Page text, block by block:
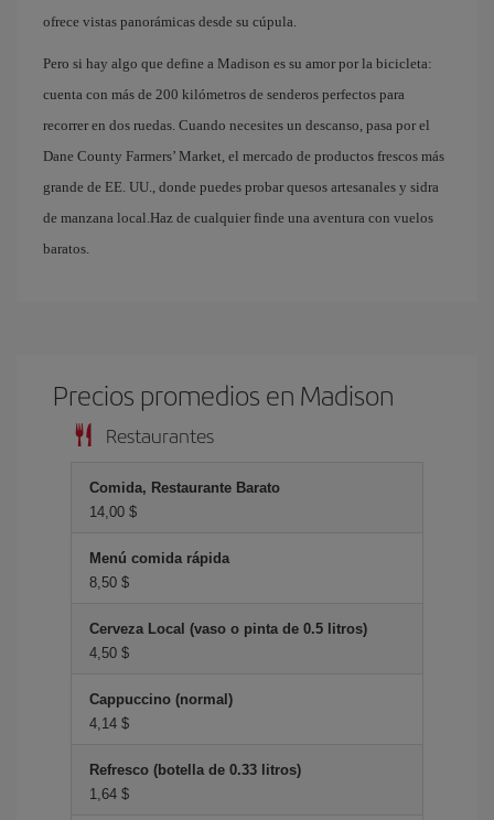
ofrece vistas panorámicas desde su cúpula.
Pero si hay algo que define a Madison es su amor por la bicicleta:
cuenta con más de 200 kilómetros de senderos perfectos para
recorrer en dos ruedas. Cuando necesites un descanso, pasa por el
Dane County Farmers’ Market, el mercado de productos frescos más
grande de EE. UU., donde puedes probar quesos artesanales y sidra
de manzana local.Haz de cualquier finde una aventura con vuelos
baratos.
Precios promedios en Madison
Restaurantes
Comida, Restaurante Barato
14,00 $
Menú comida rápida
8,50 $
Cerveza Local (vaso o pinta de 0.5 litros)
4,50 $
Cappuccino (normal)
4,14 $
Refresco (botella de 0.33 litros)
1,64 $